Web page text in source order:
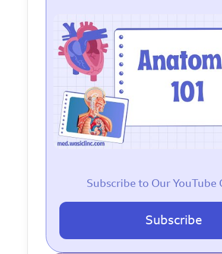
Subscribe to Our YouTube
Subscribe